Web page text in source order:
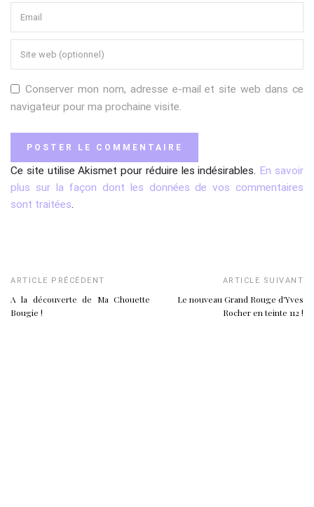
Conserver mon nom, adresse e-mail et site web dans ce
navigateur pour ma prochaine visite.
Ce site utilise Akismet pour réduire les indésirables. En savoir
plus sur la façon dont les données de vos commentaires
sont traitées.
ARTICLE PRÉCÉDENT
A la découverte de Ma Chouette
Bougie !
ARTICLE SUIVANT
Le nouveau Grand Rouge d'Yves
Rocher en teinte 112 !